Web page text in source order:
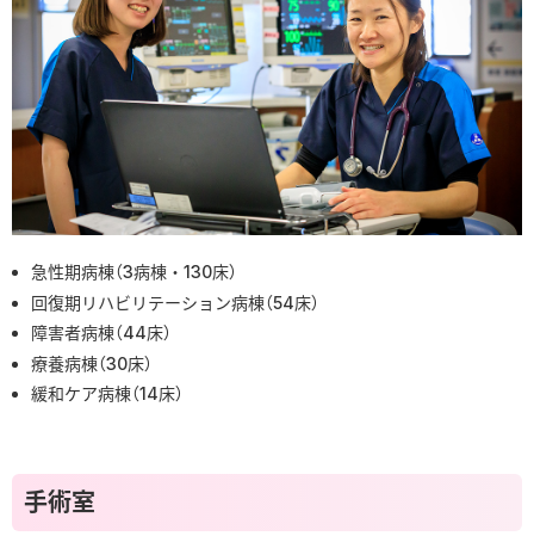
小児科
耳鼻咽喉科
皮膚科
形成外科
泌尿器科
緩和ケア科
回復期リハビリテーション
部門のご案内
看護部
内視鏡室
外来化学療法室
放射線科
急性期病棟（3病棟・130床）
回復期リハビリテーション病棟（54床）
障害者病棟（44床）
療養病棟（30床）
緩和ケア病棟（14床）
手術室